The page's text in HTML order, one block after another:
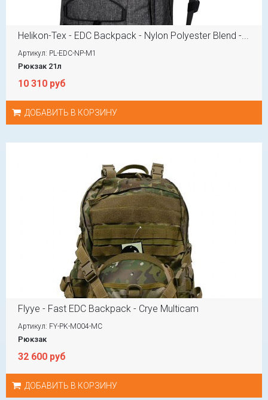
Helikon-Tex - EDC Backpack - Nylon Polyester Blend -...
Артикул: PL-EDC-NP-M1
Рюкзак 21л
10 310 руб
ДОБАВИТЬ В КОРЗИНУ
Flyye - Fast EDC Backpack - Crye Multicam
Артикул: FY-PK-M004-MC
Рюкзак
32 600 руб
ДОБАВИТЬ В КОРЗИНУ